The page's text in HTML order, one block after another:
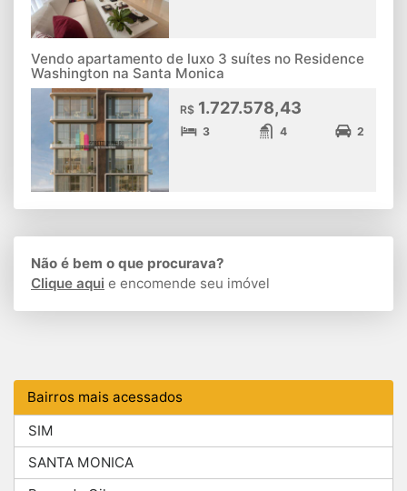
Vendo apartamento de luxo 3 suítes no Residence
Washington na Santa Monica
R$ 1.727.578,43
3 4 2
Não é bem o que procurava?
Clique aqui e encomende seu imóvel
Bairros mais acessados
SIM
SANTA MONICA